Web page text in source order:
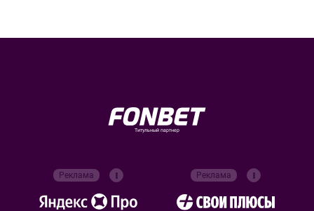
Титульный партнер
Реклама Реклама